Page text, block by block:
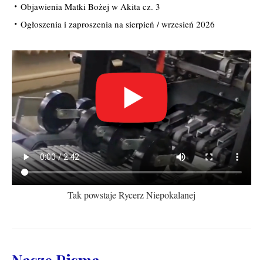
Objawienia Matki Bożej w Akita cz. 3
Ogłoszenia i zaproszenia na sierpień / wrzesień 2026
Tak powstaje Rycerz Niepokalanej